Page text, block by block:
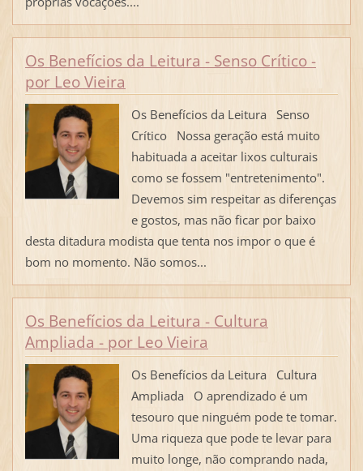
Os Benefícios da Leitura - Senso Crítico -
por Leo Vieira
Os Benefícios da Leitura Senso
Crítico Nossa geração está muito
habituada a aceitar lixos culturais
como se fossem "entretenimento".
Devemos sim respeitar as diferenças
e gostos, mas não ficar por baixo
desta ditadura modista que tenta nos impor o que é
bom no momento. Não somos...
Os Benefícios da Leitura - Cultura
Ampliada - por Leo Vieira
Os Benefícios da Leitura Cultura
Ampliada O aprendizado é um
tesouro que ninguém pode te tomar.
Uma riqueza que pode te levar para
muito longe, não comprando nada,